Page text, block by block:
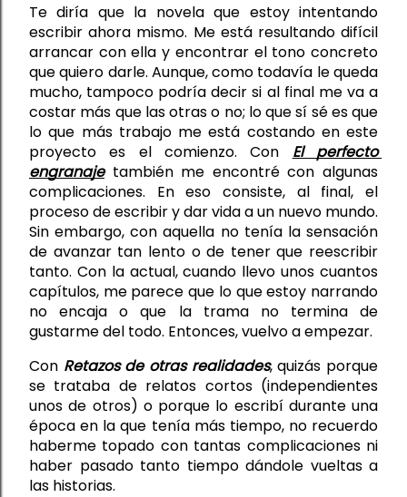
Te diría que la novela que estoy intentando
escribir ahora mismo. Me está resultando difícil
arrancar con ella y encontrar el tono concreto
que quiero darle. Aunque, como todavía le queda
mucho, tampoco podría decir si al final me va a
costar más que las otras o no; lo que sí sé es
lo que más trabajo me está costando en este
proyecto es el comienzo. Con El perfecto
engranaje también me encontré con algunas
complicaciones. En eso consiste, al final, el
proceso de escribir y dar vida a un nuevo mundo.
Sin embargo, con aquella no tenía la sensación
de avanzar tan lento o de tener que reescribir
tanto. Con la actual, cuando llevo unos cuantos
capítulos, me parece que lo que estoy narrando
no encaja o que la trama no termina de
gustarme del todo. Entonces, vuelvo a empezar.
Con Retazos de otras realidades, quizás porque
se trataba de relatos cortos (independientes
unos de otros) o porque lo escribí durante una
época en la que tenía más tiempo, no recuerdo
haberme topado con tantas complicaciones ni
haber pasado tanto tiempo dándole vueltas a
las historias.